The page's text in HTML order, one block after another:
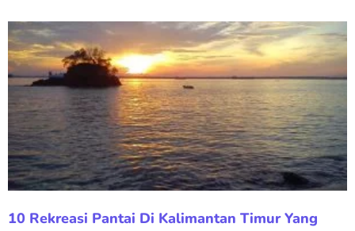
10 Rekreasi Pantai Di Kalimantan Timur Yang